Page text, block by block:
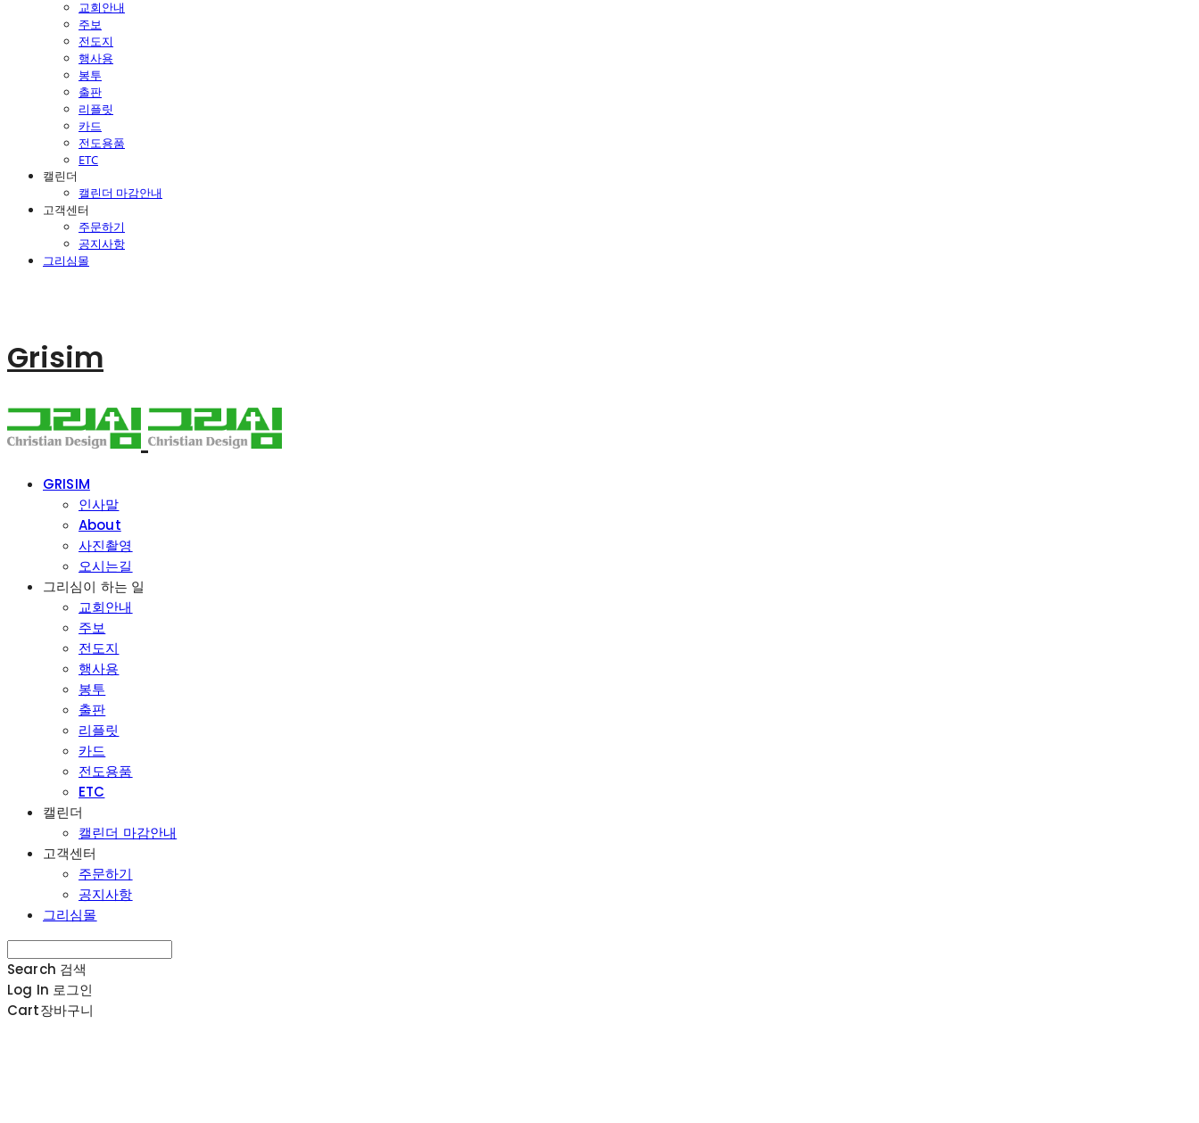
교회안내
주보
전도지
행사용
봉투
출판
리플릿
카드
전도용품
ETC
캘린더
캘린더 마감안내
고객센터
주문하기
공지사항
그리심몰
Grisim
GRISIM
인사말
About
사진촬영
오시는길
그리심이 하는 일
교회안내
주보
전도지
행사용
봉투
출판
리플릿
카드
전도용품
ETC
캘린더
캘린더 마감안내
고객센터
주문하기
공지사항
그리심몰
Search 검색
Log In 로그인
Cart장바구니